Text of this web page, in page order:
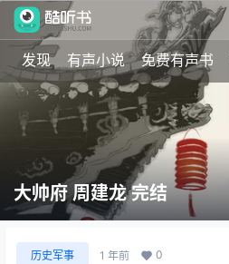
发现 有声小说 免费有声书
大帅府 周建龙 完结
历史军事 1 年前 0